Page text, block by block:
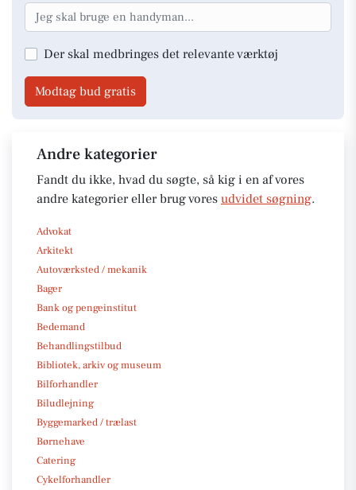
Der skal medbringes det relevante værktøj
Modtag bud gratis
Andre kategorier
Fandt du ikke, hvad du søgte, så kig i en af vores
andre kategorier eller brug vores udvidet søgning.
Advokat
Arkitekt
Autoværksted / mekanik
Bager
Bank og pengeinstitut
Bedemand
Behandlingstilbud
Bibliotek, arkiv og museum
Bilforhandler
Biludlejning
Byggemarked / trælast
Børnehave
Catering
Cykelforhandler